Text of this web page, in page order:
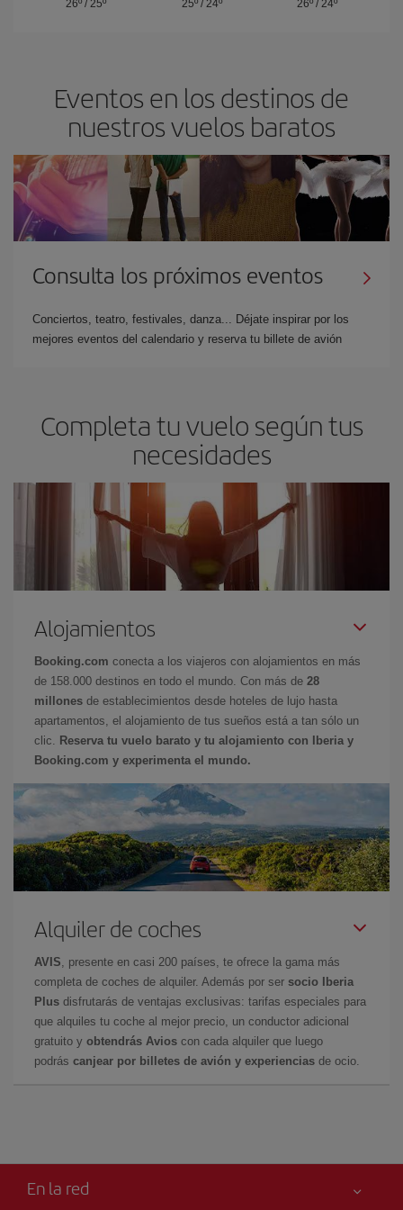
26º/ 25º 25º/ 24º 26º / 24º
Eventos en los destinos de
nuestros vuelos baratos
Consulta los próximos eventos
Conciertos, teatro, festivales, danza... Déjate inspirar por los
mejores eventos del calendario y reserva tu billete de avión
Completa tu vuelo según tus
necesidades
Alojamientos
Booking.com conecta a los viajeros con alojamientos en más
de 158.000 destinos en todo el mundo. Con más de 28
millones de establecimientos desde hoteles de lujo hasta
apartamentos, el alojamiento de tus sueños está a tan sólo un
clic.
Reserva tu vuelo barato y tu alojamiento con Iberia y
Booking.com y experimenta el mundo.
Alquiler de coches
AVIS , presente en casi 200 países, te ofrece la gama más
completa de coches de alquiler. Además por ser socio Iberia
Plus disfrutarás de ventajas exclusivas: tarifas especiales para
que alquiles tu coche al mejor precio, un conductor adicional
gratuito y obtendrás Avios con cada alquiler que luego
podrás canjear por billetes de avión y experiencias de ocio.
En la red